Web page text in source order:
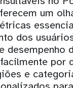
um
dos
desempenho
por
e